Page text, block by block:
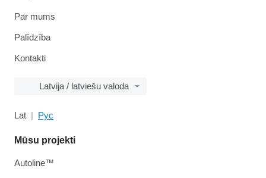
Par mums
Palīdzība
Kontakti
Latvija / latviešu valoda
Lat Рус
Mūsu projekti
Autoline™